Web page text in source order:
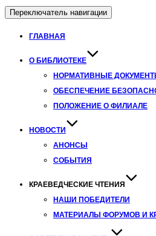
Переключатель навигации
ГЛАВНАЯ
О БИБЛИОТЕКЕ
НОРМАТИВНЫЕ
ОБЕСПЕЧЕНИЕ
ПОЛОЖЕНИЕ О ФИЛИАЛЕ
НОВОСТИ
АНОНСЫ
СОБЫТИЯ
КРАЕВЕДЧЕСКИЕ ЧТЕНИЯ
НАШИ ПОБЕДИТЕЛИ
МАТЕРИАЛЫ ФОРУМОВ И